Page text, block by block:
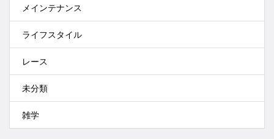
メインテナンス
ライフスタイル
レース
未分類
雑学